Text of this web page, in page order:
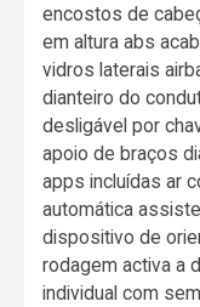
encostos de
em altura abs
vidros laterais
dianteiro do
desligável por
apoio de braços
apps incluídas ar
automática
dispositivo de
rodagem activa a
individual com